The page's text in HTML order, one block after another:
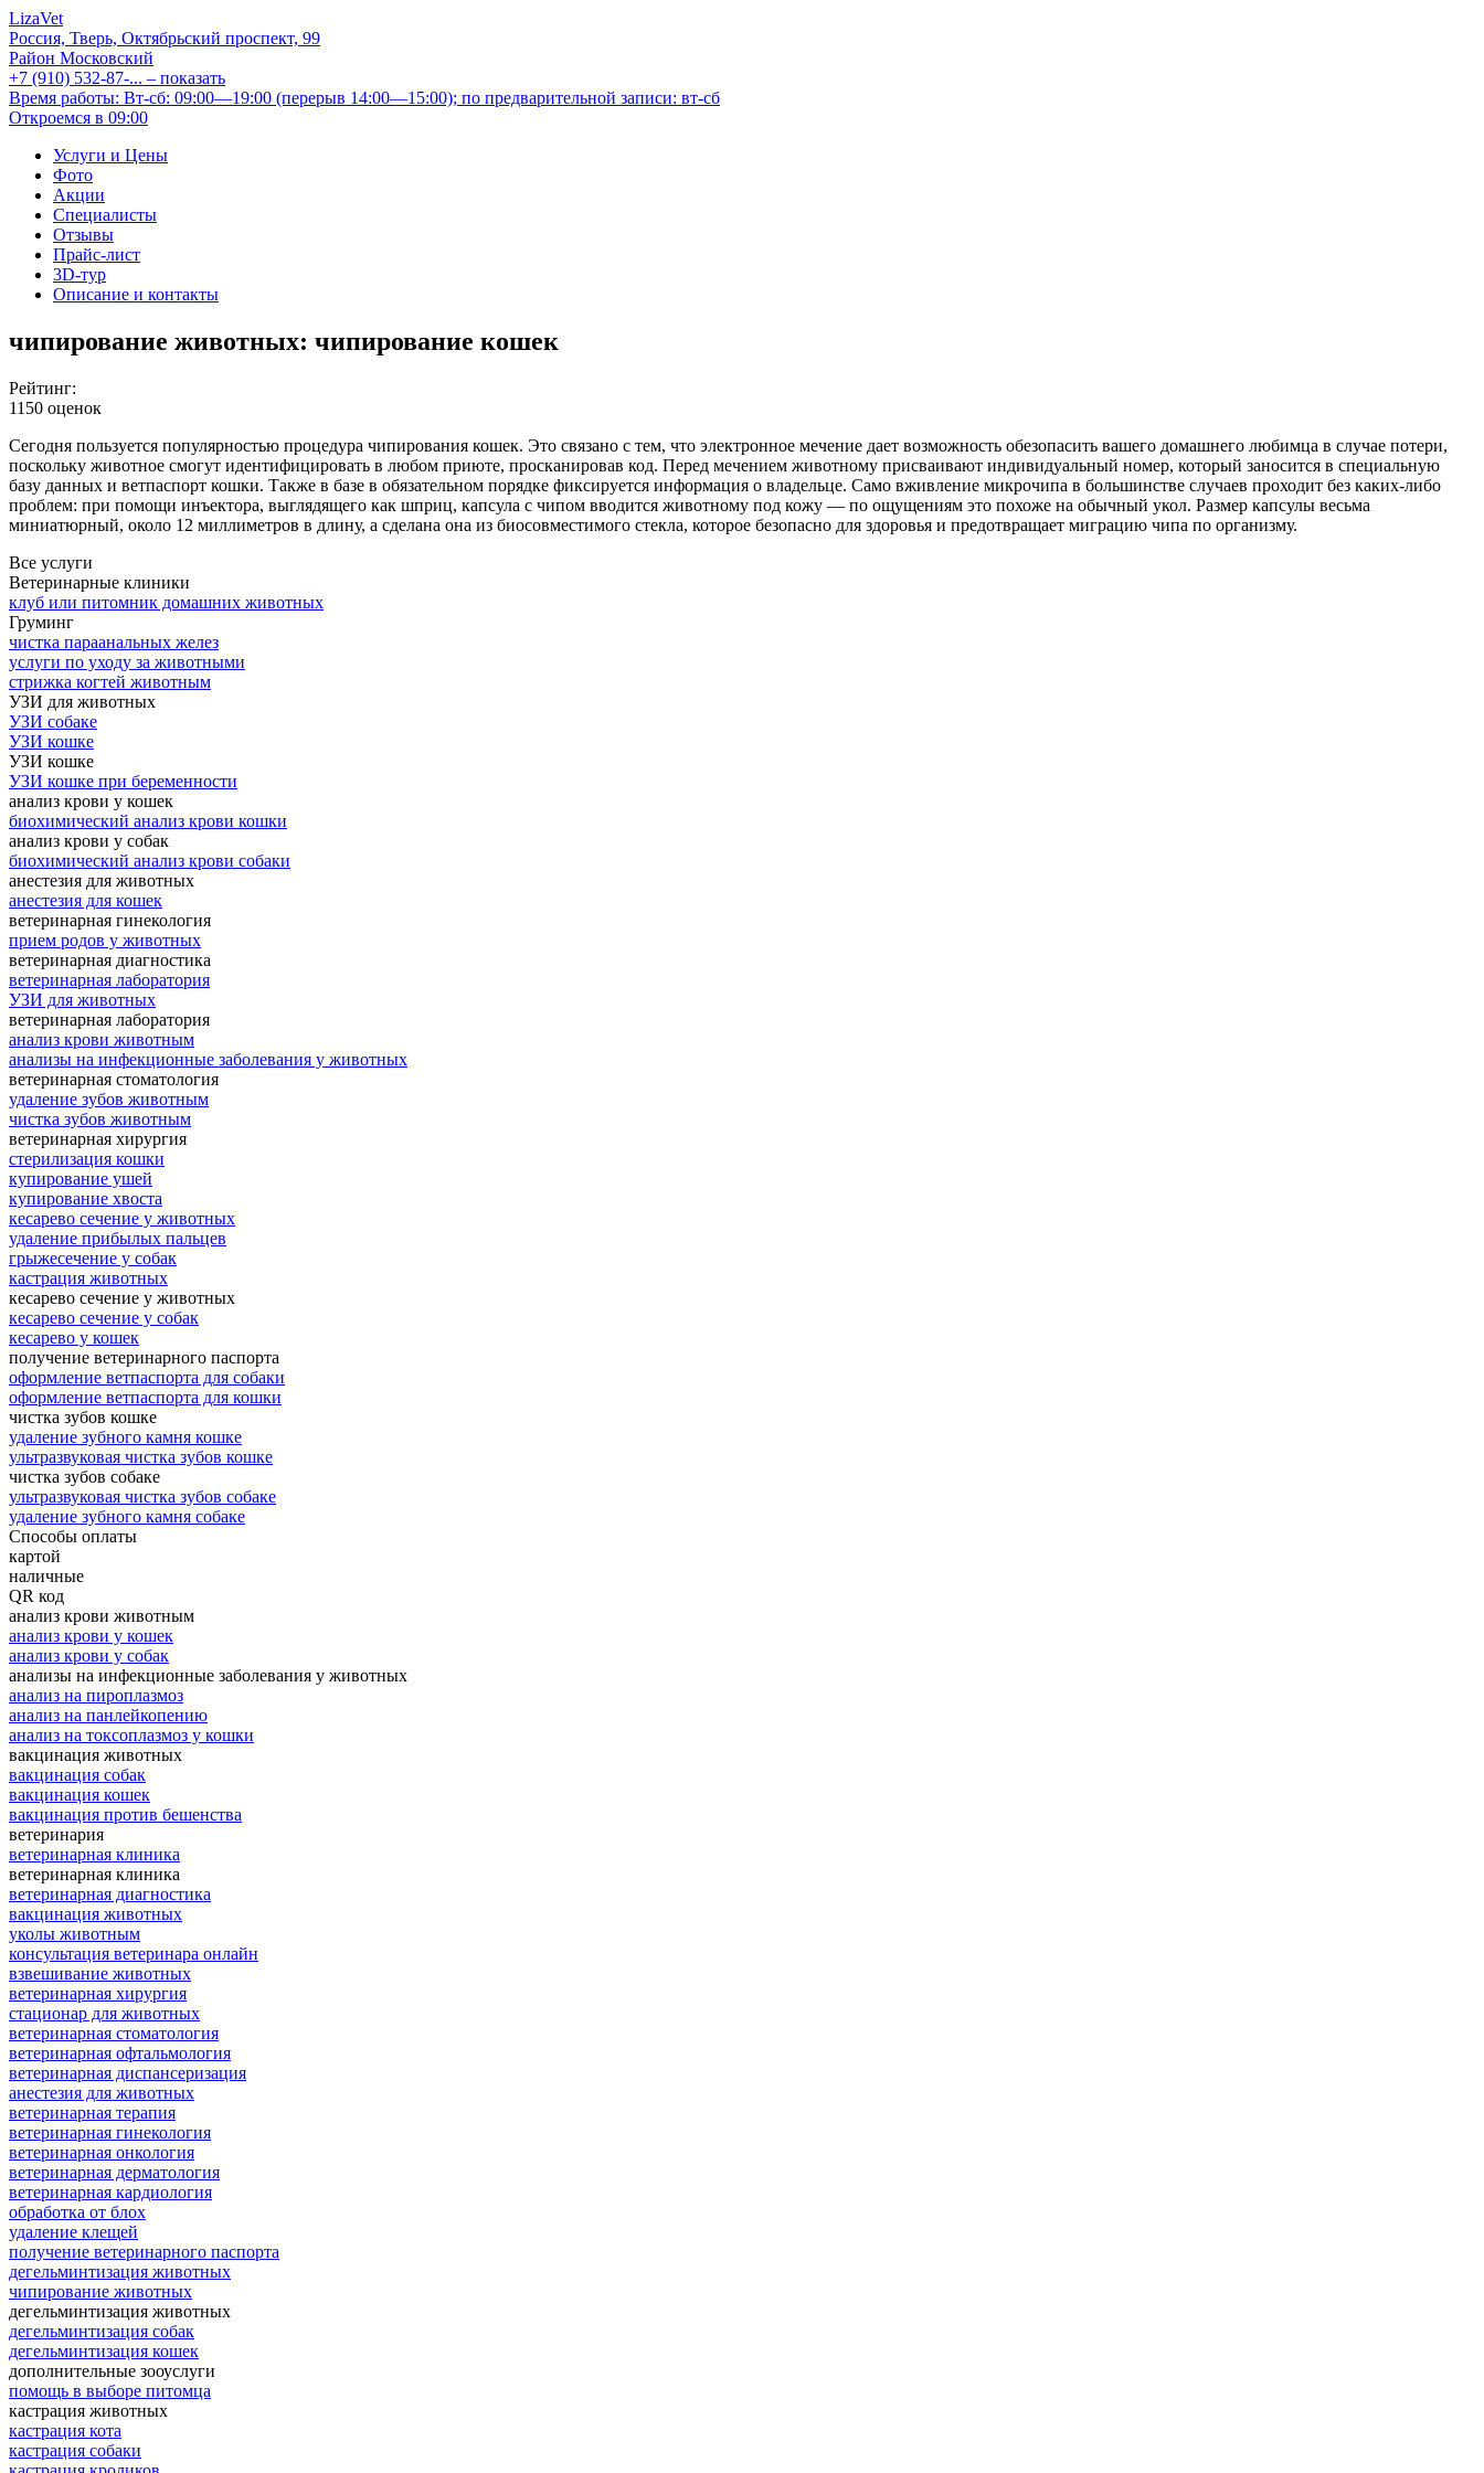
LizaVet
Россия, Тверь, Октябрьский проспект, 99
Район Московский
+7 (910) 532-87-... – показать
Время работы: Вт-сб: 09:00—19:00 (перерыв 14:00—15:00); по предварительной записи: вт-сб
Откроемся в 09:00
Услуги и Цены
Фото
Акции
Специалисты
Отзывы
Прайс-лист
3D-тур
Описание и контакты
чипирование животных: чипирование кошек
Рейтинг:
1150 оценок
Сегодня пользуется популярностью процедура чипирования кошек. Это связано с тем, что электронное мечение дает возможность обезопасить вашего домашнего любимца в случае потери,
поскольку животное смогут идентифицировать в любом приюте, просканировав код. Перед мечением животному присваивают индивидуальный номер, который заносится в специальную
базу данных и ветпаспорт кошки. Также в базе в обязательном порядке фиксируется информация о владельце. Само вживление микрочипа в большинстве случаев проходит без каких-либо
проблем: при помощи инъектора, выглядящего как шприц, капсула с чипом вводится животному под кожу — по ощущениям это похоже на обычный укол. Размер капсулы весьма
миниатюрный, около 12 миллиметров в длину, а сделана она из биосовместимого стекла, которое безопасно для здоровья и предотвращает миграцию чипа по организму.
Все услуги
Ветеринарные клиники
клуб или питомник домашних животных
Груминг
чистка параанальных желез
услуги по уходу за животными
стрижка когтей животным
УЗИ для животных
УЗИ собаке
УЗИ кошке
УЗИ кошке
УЗИ кошке при беременности
анализ крови у кошек
биохимический анализ крови кошки
анализ крови у собак
биохимический анализ крови собаки
анестезия для животных
анестезия для кошек
ветеринарная гинекология
прием родов у животных
ветеринарная диагностика
ветеринарная лаборатория
УЗИ для животных
ветеринарная лаборатория
анализ крови животным
анализы на инфекционные заболевания у животных
ветеринарная стоматология
удаление зубов животным
чистка зубов животным
ветеринарная хирургия
стерилизация кошки
купирование ушей
купирование хвоста
кесарево сечение у животных
удаление прибылых пальцев
грыжесечение у собак
кастрация животных
кесарево сечение у животных
кесарево сечение у собак
кесарево у кошек
получение ветеринарного паспорта
оформление ветпаспорта для собаки
оформление ветпаспорта для кошки
чистка зубов кошке
удаление зубного камня кошке
ультразвуковая чистка зубов кошке
чистка зубов собаке
ультразвуковая чистка зубов собаке
удаление зубного камня собаке
Способы оплаты
картой
наличные
QR код
анализ крови животным
анализ крови у кошек
анализ крови у собак
анализы на инфекционные заболевания у животных
анализ на пироплазмоз
анализ на панлейкопению
анализ на токсоплазмоз у кошки
вакцинация животных
вакцинация собак
вакцинация кошек
вакцинация против бешенства
ветеринария
ветеринарная клиника
ветеринарная клиника
ветеринарная диагностика
вакцинация животных
уколы животным
консультация ветеринара онлайн
взвешивание животных
ветеринарная хирургия
стационар для животных
ветеринарная стоматология
ветеринарная офтальмология
ветеринарная диспансеризация
анестезия для животных
ветеринарная терапия
ветеринарная гинекология
ветеринарная онкология
ветеринарная дерматология
ветеринарная кардиология
обработка от блох
удаление клещей
получение ветеринарного паспорта
дегельминтизация животных
чипирование животных
дегельминтизация животных
дегельминтизация собак
дегельминтизация кошек
дополнительные зооуслуги
помощь в выборе питомца
кастрация животных
кастрация кота
кастрация собаки